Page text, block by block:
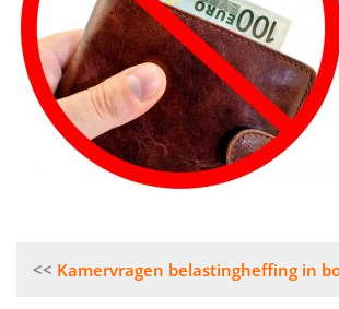
Bericht
Kamervragen belastingheffing in